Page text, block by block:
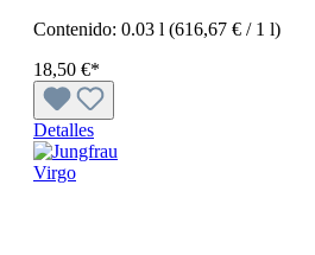
Contenido: 0.03 l (616,67 € / 1 l)
18,50 €*
Detalles
Virgo